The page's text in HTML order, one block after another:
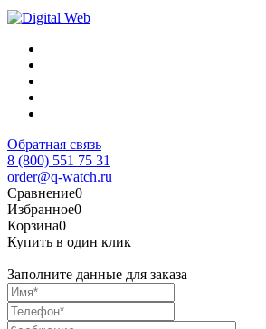
Обратная связь
8 (800) 551 75 31
order@q-watch.ru
Сравнение0
Избранное0
Корзина0
Купить в один клик
Заполните данные для заказа